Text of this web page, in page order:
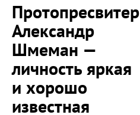
Протопресвитер
Александр
Шмеман —
личность яркая
и хорошо
известная